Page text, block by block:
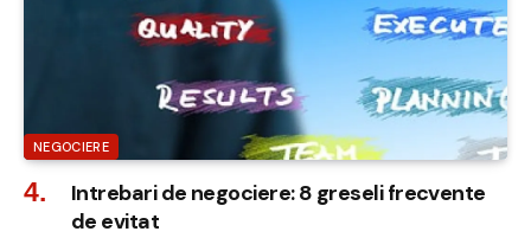
NEGOCIERE
Intrebari de negociere: 8 greseli frecvente
de evitat